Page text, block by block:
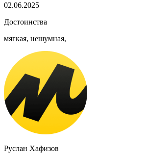
02.06.2025
Достоинства
мягкая, нешумная,
Руслан Хафизов